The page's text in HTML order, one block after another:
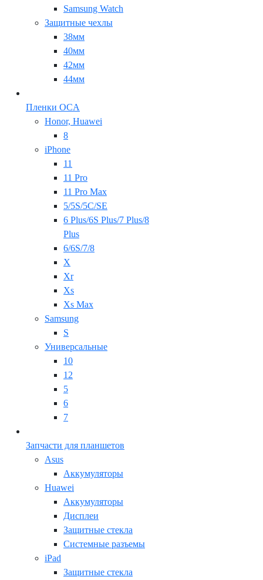
Samsung Watch
Защитные чехлы
38мм
40мм
42мм
44мм
Пленки OCA
Honor, Huawei
8
iPhone
11
11 Pro
11 Pro Max
5/5S/5C/SE
6 Plus/6S Plus/7 Plus/8
Plus
6/6S/7/8
X
Xr
Xs
Xs Max
Samsung
S
Универсальные
10
12
5
6
7
Запчасти для планшетов
Asus
Аккумуляторы
Huawei
Аккумуляторы
Дисплеи
Защитные стекла
Системные разъемы
iPad
Защитные стекла